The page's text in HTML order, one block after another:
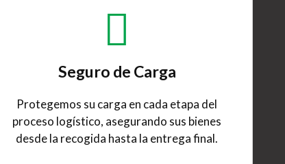
Seguro de Carga
Protegemos su carga en cada etapa del
proceso logístico, asegurando sus bienes
desde la recogida hasta la entrega final.